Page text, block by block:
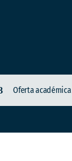
Oferta académica